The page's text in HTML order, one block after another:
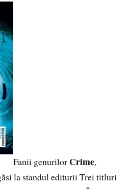
Fanii genurilor Crime,
la standul editurii Trei titluri